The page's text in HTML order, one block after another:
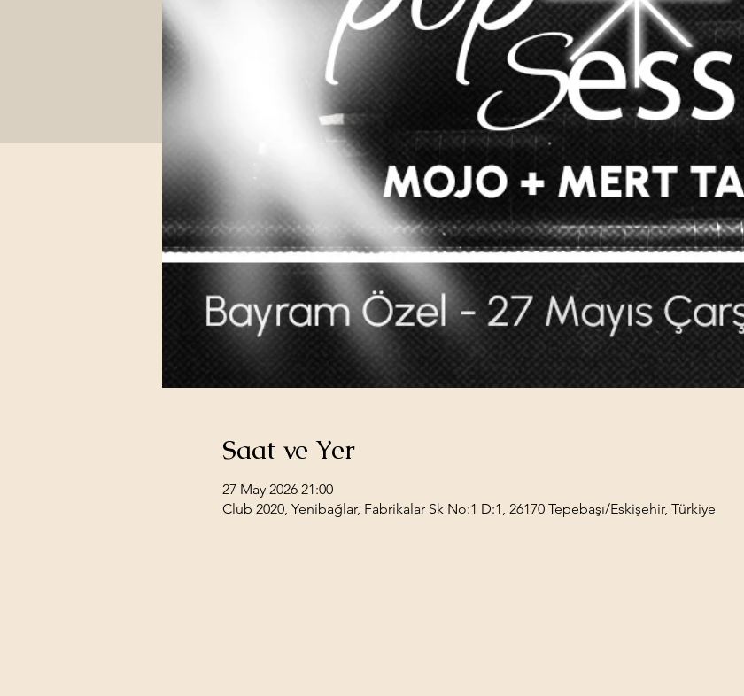
Saat ve Yer
27 May 2026 21:00
Club 2020, Yenibağlar, Fabrikalar Sk No:1 D:1, 26170 Tepebaşı/Eskişehir, Türkiye